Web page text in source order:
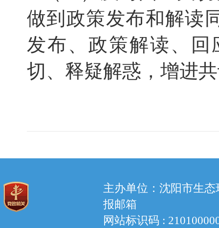
做到政策发布和解读
发布、政策解读、
切、释疑解惑，增进
主办单位：沈阳市生
报邮箱
网站标识码 :